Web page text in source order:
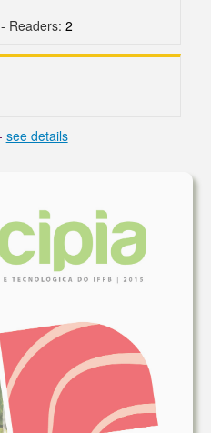
Readers: 2
see details